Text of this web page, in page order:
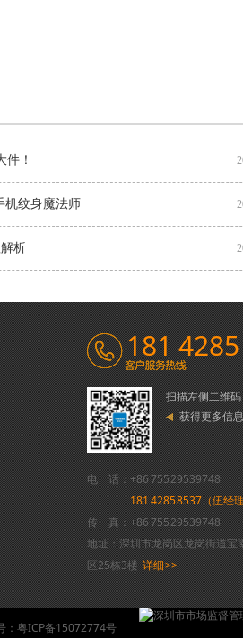
件！
机纹身魔法师
析
181
扫描左侧二维码
获得更多信息
电 话：+86 755 29539748
181 4285 8537（伍经
传 真：+86 755 29539748
地址：深圳市龙岗区龙岗街道宝
区25栋3楼详细 >>
：粤ICP备15072774号